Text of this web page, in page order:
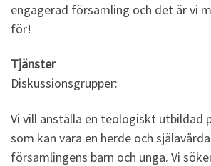
engagerad församling och det är vi
för!
Tjänster
Diskussionsgrupper:
Vi vill anställa en teologiskt utbildad
som kan vara en herde och
församlingens barn och unga. Vi